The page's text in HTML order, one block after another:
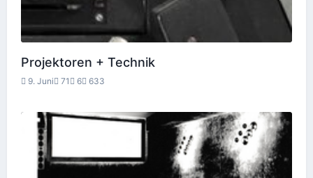
Projektoren + Technik
9. Juni 71 6 633